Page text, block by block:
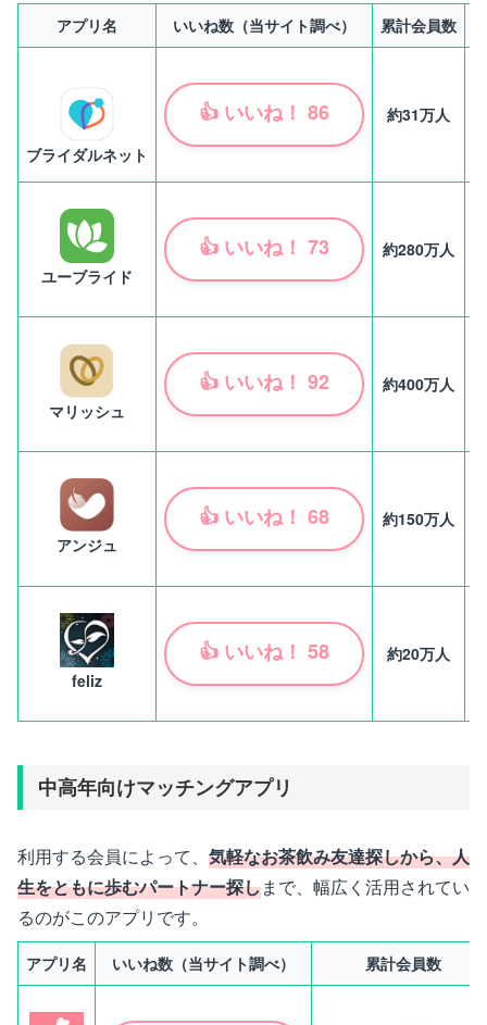
アプリ名 いいね数（当サイト調べ） 累計会員数
ブライダルネット
👍 いいね！ 86 約31万人
ユーブライド
👍 いいね！ 73 約280万人
マリッシュ
👍 いいね！ 92 約400万人
アンジュ
👍 いいね！ 68 約150万人
feliz
👍 いいね！ 58 約20万人
中高年向けマッチングアプリ
利用する会員によって、 気軽なお茶飲み友達探しから、人
生をともに歩むパートナー探しまで、幅広く活用されてい
るのがこのアプリです。
アプリ名 いいね数（当サイト調べ） 累計会員数